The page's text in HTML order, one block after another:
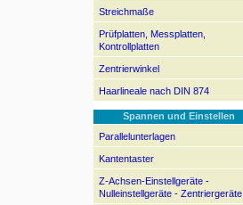
Streichmaße
Prüfplatten, Messplatten,
Kontrollplatten
Zentrierwinkel
Haarlineale nach DIN 874
Spannen und Einstellen
Parallelunterlagen
Kantentaster
Z-Achsen-Einstellgeräte -
Nulleinstellgeräte - Zentriergeräte